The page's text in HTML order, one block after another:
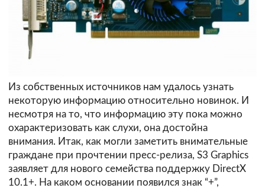
Из собственных источников нам удалось узнать
некоторую информацию относительно новинок. И
несмотря на то, что информацию эту пока можно
охарактеризовать как слухи, она достойна
внимания. Итак, как могли заметить внимательные
граждане при прочтении пресс-релиза, S3 Graphics
заявляет для нового семейства поддержку DirectX
10.1+. На каком основании появился знак “+”,